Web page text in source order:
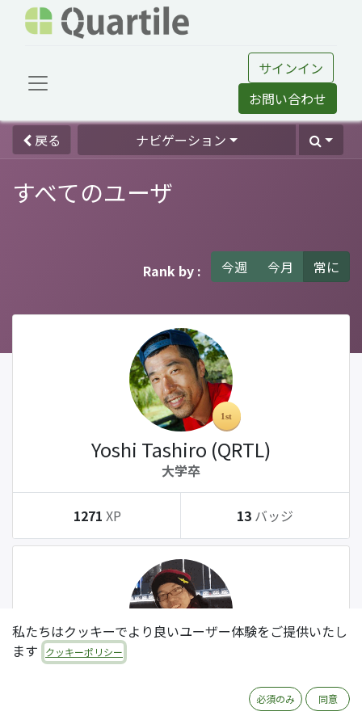
サインイン
お問い合わせ
戻る ナビゲーション
すべてのユーザ
Rank by : 今週 今月 常に
Yoshi Tashiro (QRTL)
大学卒
1271 XP 13 バッジ
Tatsuki Kanda (QRTL)
私たちはクッキーでより良いユーザー体験をご提供いたし
ます
クッキーポリシー
必須のみ 同意